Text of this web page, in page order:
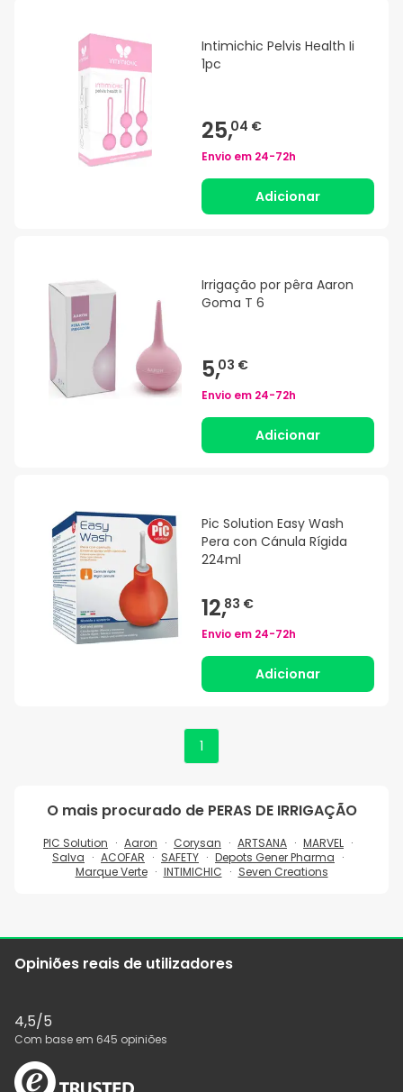
Intimichic Pelvis Health Ii
1pc
25,04 €
Envio em 24-72h
Adicionar
Irrigação por pêra Aaron
Goma T 6
5,03 €
Envio em 24-72h
Adicionar
Pic Solution Easy Wash
Pera con Cánula Rígida
224ml
12,83 €
Envio em 24-72h
Adicionar
1
O mais procurado de PERAS DE IRRIGAÇÃO
PIC Solution Aaron Corysan ARTSANA
MARVEL
Salva
ACOFAR SAFETY
Depots Gener Pharma
Marque Verte
INTIMICHIC Seven Creations
Opiniões reais de utilizadores
4,5/5
Com base em 645 opiniões